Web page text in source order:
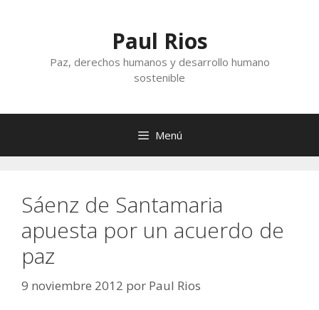
Paul Rios
Paz, derechos humanos y desarrollo humano
sostenible
Menú
Sáenz de Santamaria
apuesta por un acuerdo de
paz
9 noviembre 2012 por Paul Rios